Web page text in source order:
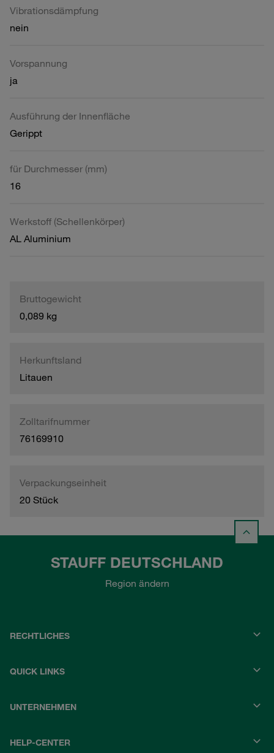
Vibrationsdämpfung
nein
Vorspannung
ja
Ausführung der Innenfläche
Gerippt
für Durchmesser (mm)
16
Werkstoff (Schellenkörper)
AL Aluminium
Bruttogewicht
0,089 kg
Herkunftsland
Litauen
Zolltarifnummer
76169910
Verpackungseinheit
20 Stück
STAUFF DEUTSCHLAND
Region ändern
RECHTLICHES
QUICK LINKS
UNTERNEHMEN
HELP-CENTER